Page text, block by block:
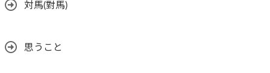
対馬(對馬)
思うこと